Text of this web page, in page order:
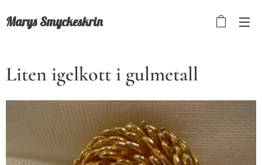
Marys Smyckeskrin
Liten igelkott i gulmetall